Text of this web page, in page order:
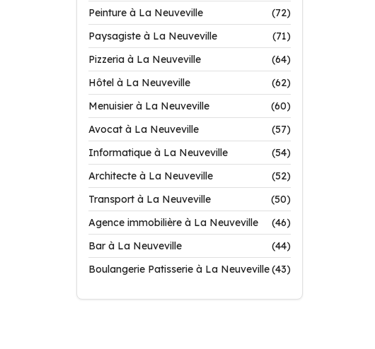
Peinture à La Neuveville
(72)
Paysagiste à La Neuveville
(71)
Pizzeria à La Neuveville
(64)
Hôtel à La Neuveville
(62)
Menuisier à La Neuveville
(60)
Avocat à La Neuveville
(57)
Informatique à La Neuveville
(54)
Architecte à La Neuveville
(52)
Transport à La Neuveville
(50)
Agence immobilière à La Neuveville
(46)
Bar à La Neuveville
(44)
Boulangerie Patisserie à La Neuveville(43)